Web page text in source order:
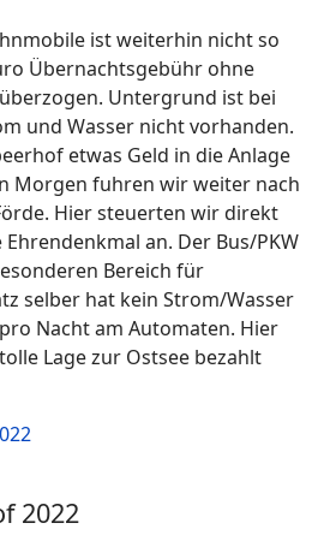
ist weiterhin nicht so
Übernachtsgebühr ohne
Untergrund ist bei
und Wasser nicht vorhanden.
etwas Geld in die Anlage
Morgen fuhren wir weiter nach
Hier steuerten wir direkt
an. Der Bus/PKW
Bereich für
selber hat kein Strom/Wasser
Nacht am Automaten. Hier
Lage zur Ostsee bezahlt
2022